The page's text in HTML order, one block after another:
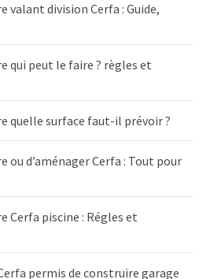
valant division Cerfa : Guide,
qui peut le faire ? règles et
quelle surface faut-il prévoir ?
ou d’aménager Cerfa : Tout pour
Cerfa piscine : Régles et
permis de construire garage